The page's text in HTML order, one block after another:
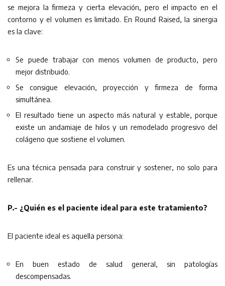
se mejora la firmeza y cierta elevación, pero el impacto en el
contorno y el volumen es limitado. En Round Raised, la sinergia
es la clave:
Se puede trabajar con menos volumen de producto, pero
mejor distribuido.
Se consigue elevación, proyección y firmeza de forma
simultánea.
El resultado tiene un aspecto más natural y estable, porque
existe un andamiaje de hilos y un remodelado progresivo del
colágeno que sostiene el volumen.
Es una técnica pensada para construir y sostener, no solo para
rellenar.
P.- ¿Quién es el paciente ideal para este tratamiento?
El paciente ideal es aquella persona:
En buen estado de salud general, sin patologías
descompensadas.